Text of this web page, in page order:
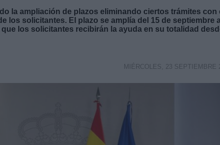
la ampliación de plazos eliminando ciertos trámites con
los solicitantes. El plazo se amplía del 15 de septiembre
los solicitantes recibirán la ayuda en su totalidad
MIÉRCOLES, 23 SEPTIEMBRE